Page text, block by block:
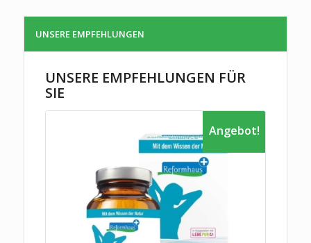
UNSERE EMPFEHLUNGEN
UNSERE EMPFEHLUNGEN FÜR
SIE
Angebot!